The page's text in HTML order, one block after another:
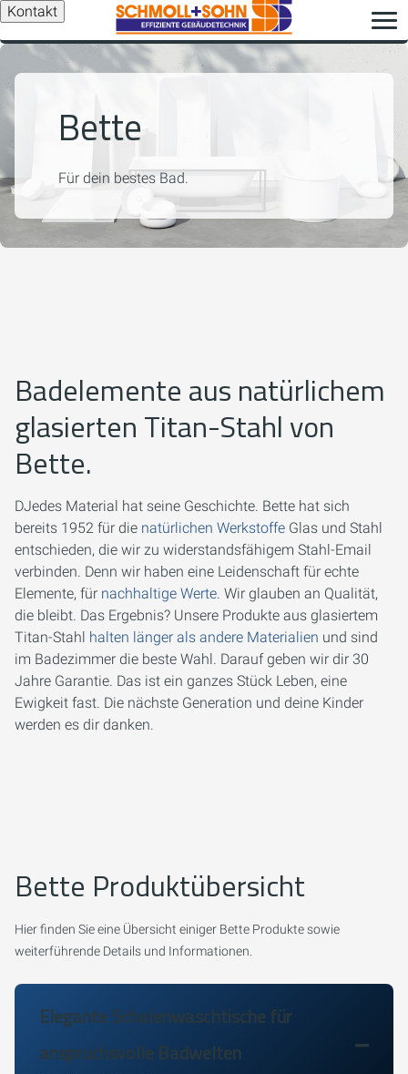
Kontakt
Bette
Für dein bestes Bad.
Badelemente aus natürlichem
glasierten Titan-Stahl von
Bette.
DJedes Material hat seine Geschichte. Bette hat sich
bereits 1952 für die natürlichen Werkstoffe Glas und Stahl
entschieden, die wir zu widerstandsfähigem Stahl-Email
verbinden. Denn wir haben eine Leidenschaft für echte
Elemente, für nachhaltige Werte. Wir glauben an Qualität,
die bleibt. Das Ergebnis? Unsere Produkte aus glasiertem
Titan-Stahl halten länger als andere Materialien und sind
im Badezimmer die beste Wahl. Darauf geben wir dir 30
Jahre Garantie. Das ist ein ganzes Stück Leben, eine
Ewigkeit fast. Die nächste Generation und deine Kinder
werden es dir danken.
Bette Produktübersicht
Hier finden Sie eine Übersicht einiger Bette Produkte sowie
weiterführende Details und Informationen.
Elegante Schalenwaschtische für
anspruchsvolle Badwelten